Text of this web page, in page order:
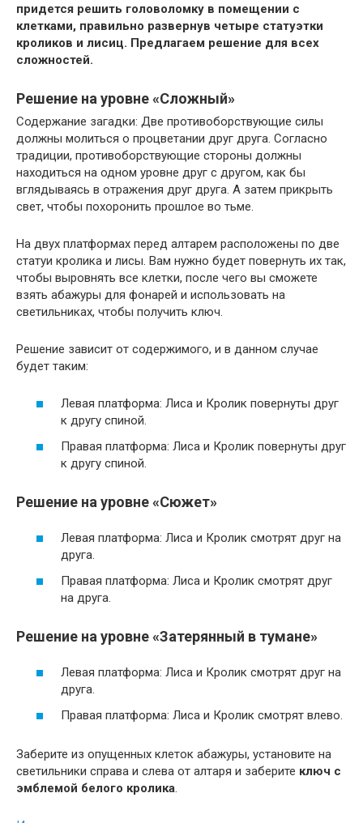
придется решить головоломку в помещении с
клетками, правильно развернув четыре статуэтки
кроликов и лисиц. Предлагаем решение для всех
сложностей.
Решение на уровне «Сложный»
Содержание загадки: Две противоборствующие силы
должны молиться о процветании друг друга. Согласно
традиции, противоборствующие стороны должны
находиться на одном уровне друг с другом, как бы
вглядываясь в отражения друг друга. А затем прикрыть
свет, чтобы похоронить прошлое во тьме.
На двух платформах перед алтарем расположены по две
статуи кролика и лисы. Вам нужно будет повернуть их так,
чтобы выровнять все клетки, после чего вы сможете
взять абажуры для фонарей и использовать на
светильниках, чтобы получить ключ.
Решение зависит от содержимого, и в данном случае
будет таким:
Левая платформа: Лиса и Кролик повернуты друг
к другу спиной.
Правая платформа: Лиса и Кролик повернуты друг
к другу спиной.
Решение на уровне «Сюжет»
Левая платформа: Лиса и Кролик смотрят друг на
друга.
Правая платформа: Лиса и Кролик смотрят друг
на друга.
Решение на уровне «Затерянный в тумане»
Левая платформа: Лиса и Кролик смотрят друг на
друга.
Правая платформа: Лиса и Кролик смотрят влево.
Заберите из опущенных клеток абажуры, установите на
светильники справа и слева от алтаря и заберите ключ с
эмблемой белого кролика